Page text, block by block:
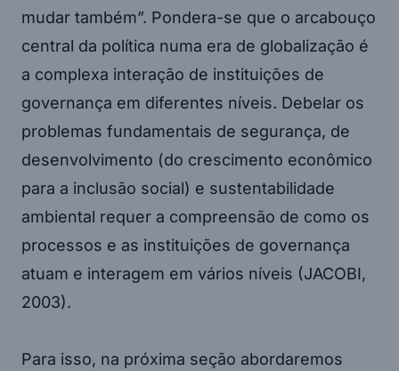
mudar também”. Pondera-se que o arcabouço
central da política numa era de globalização é
a complexa interação de instituições de
governança em diferentes níveis. Debelar os
problemas fundamentais de segurança, de
desenvolvimento (do crescimento econômico
para a inclusão social) e sustentabilidade
ambiental requer a compreensão de como os
processos e as instituições de governança
atuam e interagem em vários níveis (JACOBI,
2003).
Para isso, na próxima seção abordaremos